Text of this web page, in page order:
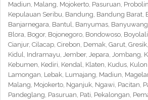
Madiun, Malang, Mojokerto, Pasuruan,
Kepulauan Seribu, Bandung, Bandung Barat,
Banjarnegara, Bantul, Banyumas,
Blora, Bogor, Bojonegoro, Bondowoso,
Cianjur, Cilacap, Cirebon, Demak, Garut,
Kidul, Indramayu, Jember, Jepara, Jombang,
Kebumen, Kediri, Kendal, Klaten, Kudus,
Lamongan, Lebak, Lumajang, Madiun,
Malang, Mojokerto, Nganjuk, Ngawi, Pacitan,
Pandeglang, Pasuruan, Pati, Pekalongan,